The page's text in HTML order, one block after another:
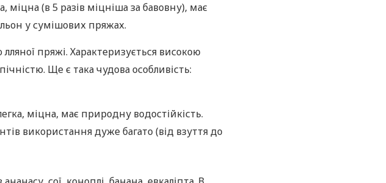
міцна (в 5 разів міцніша за бавовну), має
у сумішових пряжах.
пряжі. Характеризується високою
Ще є така чудова особливість:
міцна, має природну водостійкість.
використання дуже багато (від взуття до